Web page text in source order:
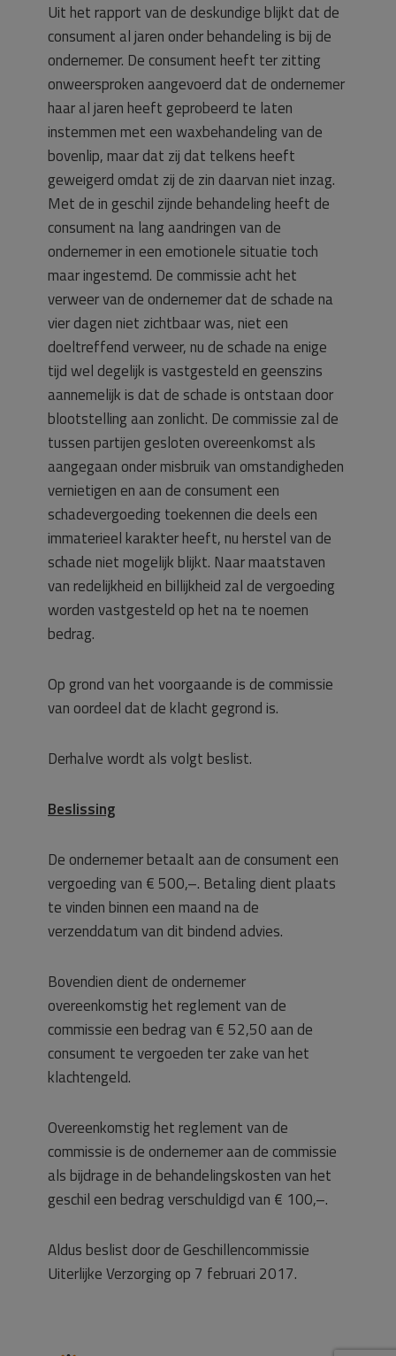
Uit het rapport van de deskundige blijkt dat de
consument al jaren onder behandeling is bij de
ondernemer. De consument heeft ter zitting
onweersproken aangevoerd dat de ondernemer
haar al jaren heeft geprobeerd te laten
instemmen met een waxbehandeling van de
bovenlip, maar dat zij dat telkens heeft
geweigerd omdat zij de zin daarvan niet inzag.
Met de in geschil zijnde behandeling heeft de
consument na lang aandringen van de
ondernemer in een emotionele situatie toch
maar ingestemd. De commissie acht het
verweer van de ondernemer dat de schade na
vier dagen niet zichtbaar was, niet een
doeltreffend verweer, nu de schade na enige
tijd wel degelijk is vastgesteld en geenszins
aannemelijk is dat de schade is ontstaan door
blootstelling aan zonlicht. De commissie zal de
tussen partijen gesloten overeenkomst als
aangegaan onder misbruik van omstandigheden
vernietigen en aan de consument een
schadevergoeding toekennen die deels een
immaterieel karakter heeft, nu herstel van de
schade niet mogelijk blijkt. Naar maatstaven
van redelijkheid en billijkheid zal de vergoeding
worden vastgesteld op het na te noemen
bedrag.
Op grond van het voorgaande is de commissie
van oordeel dat de klacht gegrond is.
Derhalve wordt als volgt beslist.
Beslissing
De ondernemer betaalt aan de consument een
vergoeding van € 500,–. Betaling dient plaats
te vinden binnen een maand na de
verzenddatum van dit bindend advies.
Bovendien dient de ondernemer
overeenkomstig het reglement van de
commissie een bedrag van € 52,50 aan de
consument te vergoeden ter zake van het
klachtengeld.
Overeenkomstig het reglement van de
commissie is de ondernemer aan de commissie
als bijdrage in de behandelingskosten van het
geschil een bedrag verschuldigd van € 100,–.
Aldus beslist door de Geschillencommissie
Uiterlijke Verzorging op 7 februari 2017.